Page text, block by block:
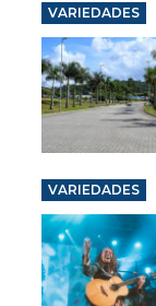
VARIEDADES
VARIEDADES